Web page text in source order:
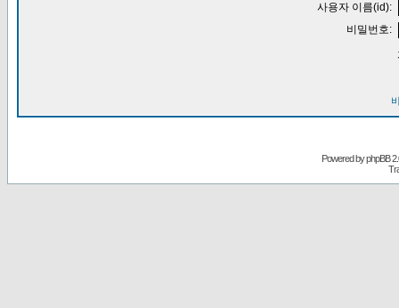
사용자 이름(id):
비밀번호:
Powered byphpBB